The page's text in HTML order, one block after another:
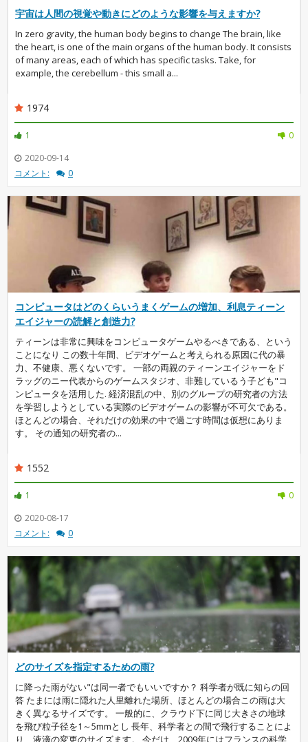
宇宙は人間の視覚や動きにどのような影響を与えますか?
In zero gravity, the human body begins to change The brain, like
the heart, is one of the main organs of the human body. It consists
of many areas, each of which has specific tasks. Take, for
example, the cerebellum - this small a...
1974
1
0
2020-09-14
コメント:
0
コンピュータはどのくらいうまくゲームの増加、利息ティーン
エイジャーの読解と創造力?
ティーンは非常に興味をコンピュータゲームやるべきである、という
ことになり この数十年間、ビデオゲームと考えられる原因に代の暴
力、不健康、悪くないです。 一部の両親のティーンエイジャーをド
ラッグのニー代表からのゲームスタジオ、非難しているう子ども"コ
ンピュータを活用した. 経済混乱の中、別のグループの研究者の方法
を学習しようとしている実際のビデオゲームの影響が不可欠である。
ほとんどの場合、それだけの効果の中で過ごす時間は仮想にありま
す。 その通知の研究者の...
1552
1
0
2020-08-17
コメント:
0
どのサイズを指定するための雨?
に降った雨がない"は同一者でもいいですか？ 科学者が既に知らの回
答 たまには雨に隠れた人里離れた場所、ほとんどの場合この雨は大
きく異なるサイズです。 一般的に、クラウド下に同じ大きさの地球
を飛び粒子径を1～5mmとし 長年、科学者との間で飛行することによ
り、液滴の変更のサイズます。 今だけ、2009年にはフランスの科学